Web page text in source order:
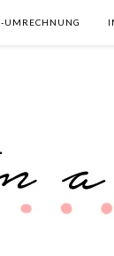
UMRECHNUNG